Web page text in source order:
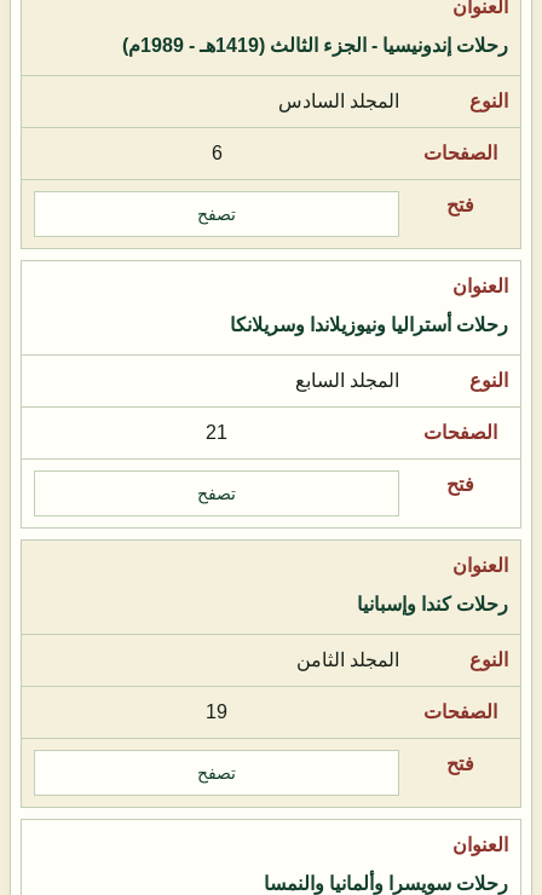
رحلات إندونيسيا - الجزء الثالث (1419هـ - 1989م)
المجلد السادس
6
تصفح
رحلات أستراليا ونيوزيلاندا وسريلانكا
المجلد السابع
21
تصفح
رحلات كندا وإسبانيا
المجلد الثامن
19
تصفح
رحلات سويسرا وألمانيا والنمسا